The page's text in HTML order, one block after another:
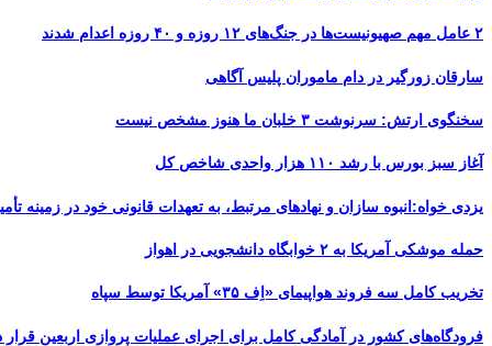
۲ عامل مهم صهیونیست‌ها در جنگ‌های ۱۲ روزه و ۴۰ روزه اعدام شدند
سارقان زورگیر در دام ماموران پلیس آگاهی
سخنگوی ارتش: سرنوشت ۳ خلبان ما هنوز مشخص نیست
آغاز سبز بورس با رشد ۱۱۰ هزار واحدی شاخص کل
یزدی خواه:انبوه سازان و نهادهای مرتبط، به تعهدات قانونی خود در زمینه
حمله موشکی آمریکا به ۲ خوابگاه دانشجویی در اهواز
تخریب کامل سه فروند هواپیمای «اِف ۳۵» آمریکا توسط سپاه
فرودگاه‌های کشور در آمادگی کامل برای اجرای عملیات پروازی اربعین قرار